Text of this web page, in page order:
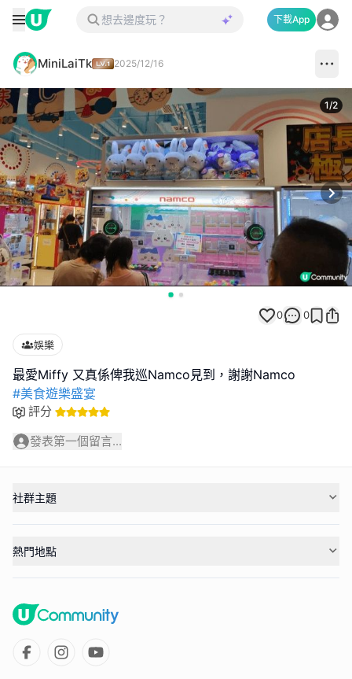
下載App
MiniLaiTk 2025/12/16
1/2
0 0
娛樂
#美食遊樂盛宴
評分
發表第一個留言...
社群主題
熱門地點